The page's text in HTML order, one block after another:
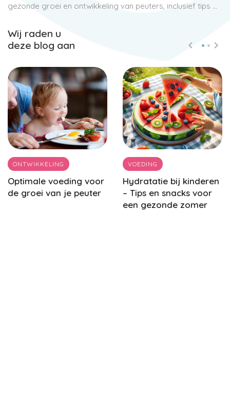
gezonde groei en ontwikkeling van peuters, inclusief tips ...
Wij raden u
deze blog aan
ONTWIKKELING
Optimale voeding voor
de groei van je peuter
VOEDING
Hydratatie bij kinderen
– Tips en snacks voor
een gezonde zomer